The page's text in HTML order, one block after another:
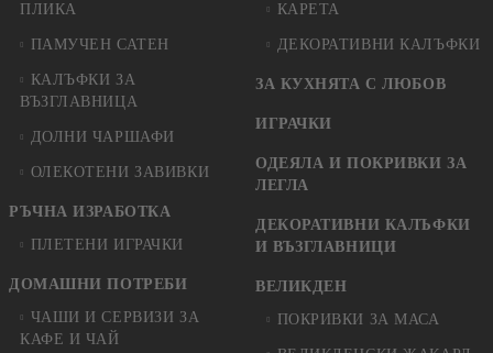
ПЛИКА
ПАМУЧЕН САТЕН
КАЛЪФКИ ЗА
ВЪЗГЛАВНИЦА
ДОЛНИ ЧАРШАФИ
ОЛЕКОТЕНИ ЗАВИВКИ
РЪЧНА ИЗРАБОТКА
ПЛЕТЕНИ ИГРАЧКИ
ДОМАШНИ ПОТРЕБИ
ЧАШИ И СЕРВИЗИ ЗА
КАФЕ И ЧАЙ
КАРЕТА
ДЕКОРАТИВНИ КАЛЪФКИ
ЗА КУХНЯТА С ЛЮБОВ
ИГРАЧКИ
ОДЕЯЛА И ПОКРИВКИ ЗА
ЛЕГЛА
ДЕКОРАТИВНИ КАЛЪФКИ
И ВЪЗГЛАВНИЦИ
ВЕЛИКДЕН
ПОКРИВКИ ЗА МАСА